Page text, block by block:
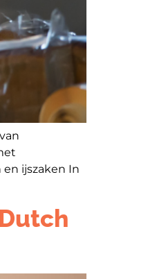
ijszaken In